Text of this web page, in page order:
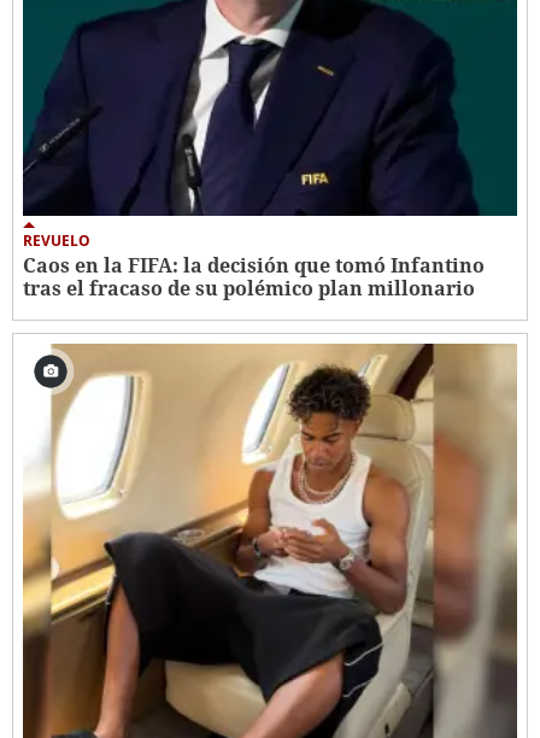
REVUELO
Caos en la FIFA: la decisión que tomó Infantino
tras el fracaso de su polémico plan millonario